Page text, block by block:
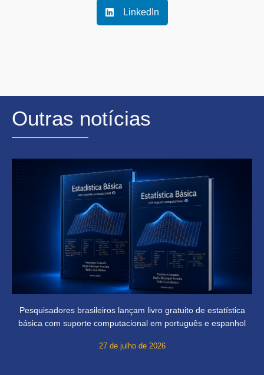
LinkedIn
Outras notícias
Pesquisadores brasileiros lançam livro gratuito de estatística
básica com suporte computacional em português e espanhol
27 de julho de 2026